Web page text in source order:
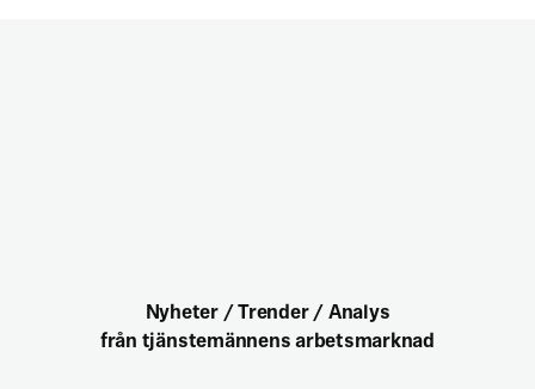
Nyheter / Trender / Analys
från tjänstemännens arbetsmarknad